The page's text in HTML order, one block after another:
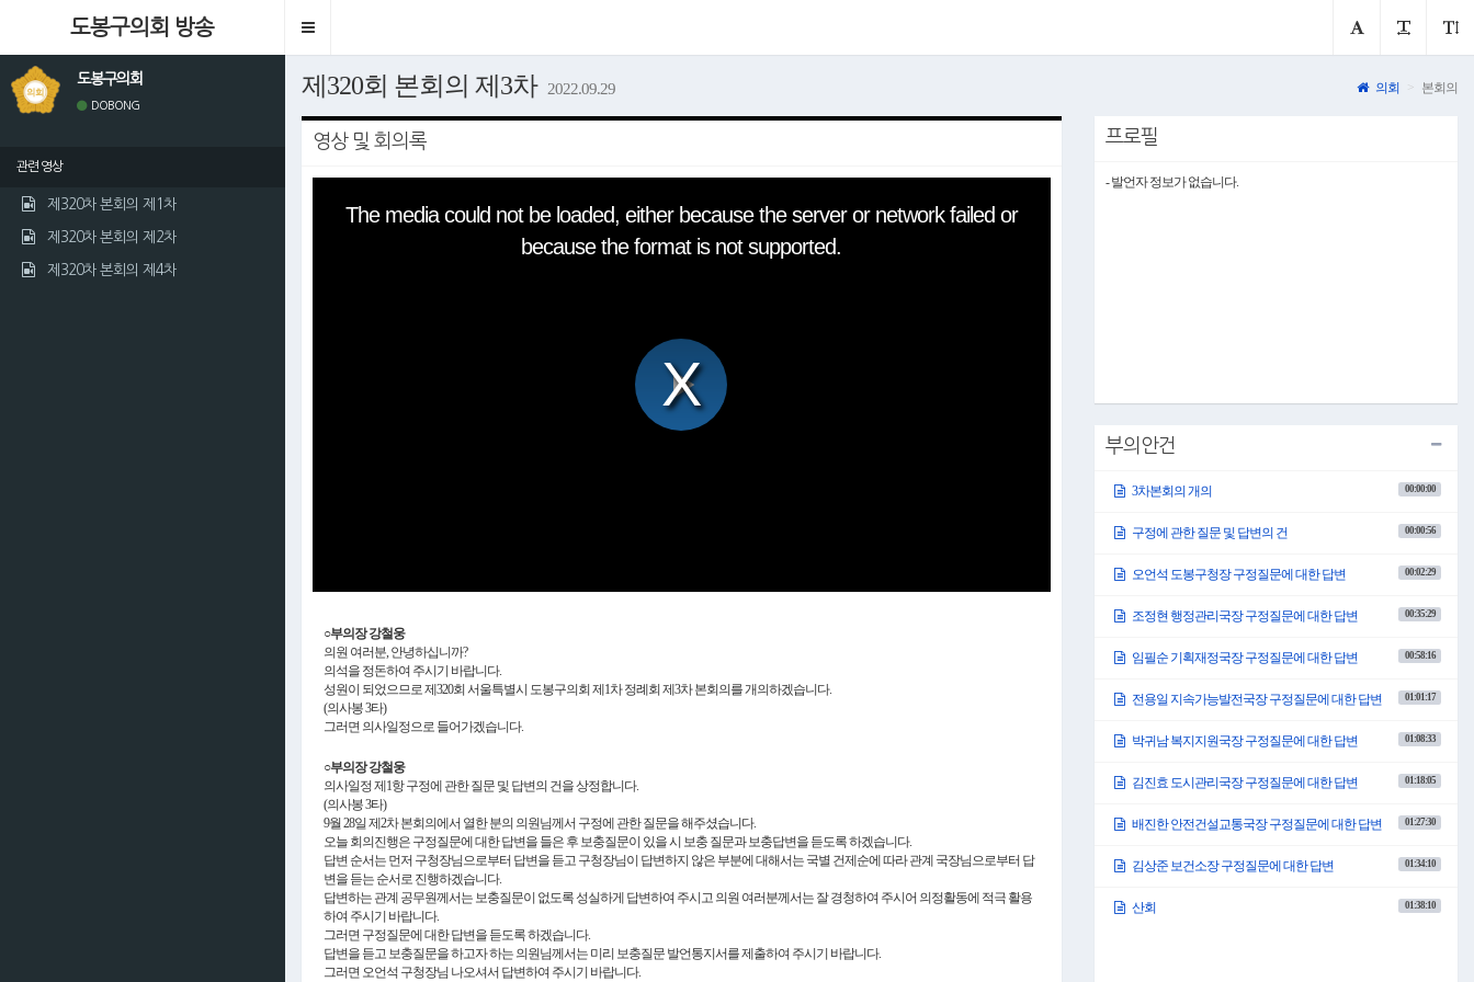
도봉구의회 방송
Toggle
도봉구의회
DOBONG
관련 영상
제320차 본회의 제1차
제320차 본회의 제2차
제320차 본회의 제4차
제320회 본회의 제3차 2022.09.29 의회 본회의
영상 및 회의록
Play
The media could not be loaded, either because the server or network failed or
because the format is not supported.
○부의장 강철웅
의원 여러분, 안녕하십니까?
의석을 정돈하여 주시기 바랍니다.
성원이 되었으므로 제320회 서울특별시 도봉구의회 제1차 정례회 제3차 본회의를 개의하겠습니다.
(의사봉 3타)
그러면 의사일정으로 들어가겠습니다.
○부의장 강철웅
의사일정 제1항 구정에 관한 질문 및 답변의 건을 상정합니다.
(의사봉 3타)
9월 28일 제2차 본회의에서 열한 분의 의원님께서 구정에 관한 질문을 해주셨습니다.
오늘 회의진행은 구정질문에 대한 답변을 들은 후 보충질문이 있을 시 보충 질문과 보충답변을 듣도록 하겠습니다.
답변 순서는 먼저 구청장님으로부터 답변을 듣고 구청장님이 답변하지 않은 부분에 대해서는 국별 건제순에 따라 관계 국장님으로부터 답
변을 듣는 순서로 진행하겠습니다.
답변하는 관계 공무원께서는 보충질문이 없도록 성실하게 답변하여 주시고 의원 여러분께서는 잘 경청하여 주시어 의정활동에 적극 활용
하여 주시기 바랍니다.
그러면 구정질문에 대한 답변을 듣도록 하겠습니다.
답변을 듣고 보충질문을 하고자 하는 의원님께서는 미리 보충질문 발언통지서를 제출하여 주시기 바랍니다.
그러면 오언석 구청장님 나오셔서 답변하여 주시기 바랍니다.
프로필
- 발언자 정보가 없습니다.
부의안건
3차본회의 개의 00:00:00
구정에 관한 질문 및 답변의 건 00:00:56
오언석 도봉구청장 구정질문에 대한 답변 00:02:29
조정현 행정관리국장 구정질문에 대한 답변 00:35:29
임필순 기획재정국장 구정질문에 대한 답변 00:58:16
전용일 지속가능발전국장 구정질문에 대한 답변 01:01:17
박귀남 복지지원국장 구정질문에 대한 답변 01:08:33
김진효 도시관리국장 구정질문에 대한 답변 01:18:05
배진한 안전건설교통국장 구정질문에 대한 답변 01:27:30
김상준 보건소장 구정질문에 대한 답변 01:34:10
산회 01:38:10